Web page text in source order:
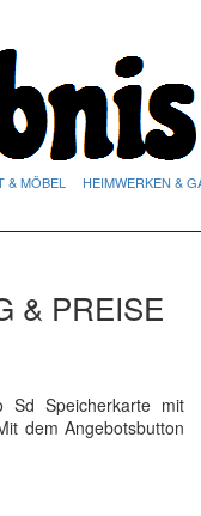
& MÖBEL HEIMWERKEN &
& PREISE
Speicherkarte mit
dem Angebotsbutton